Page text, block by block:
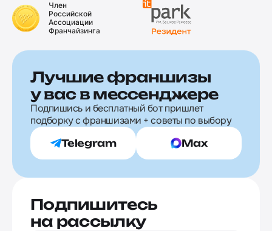
Член
Российской
Ассоциации
Франчайзинга
Лучшие франшизы
у вас в мессенджере
Подпишись и бесплатный бот пришлет
подборку с франшизами + советы по выбору
Telegram Max
Подпишитесь
на рассылку